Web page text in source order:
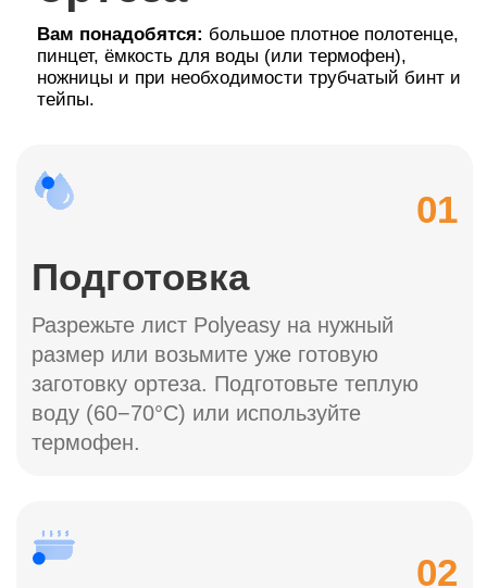
Количество тестовых наборов ограничено!
Получить бесплатно
на тестирование
Оставьте заявку – мы свяжемся, уточним детали
и отправим образец для тестирования.
©Все права защищены.2026.